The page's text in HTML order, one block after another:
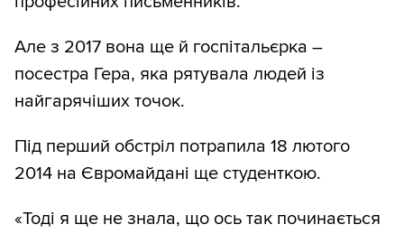
Але з 2017 вона ще й госпітальєрка –
посестра Гера, яка рятувала людей із
найгарячіших точок.
Під перший обстріл потрапила 18 лютого
2014 на Євромайдані ще студенткою.
«Тоді я ще не знала, що ось так починається